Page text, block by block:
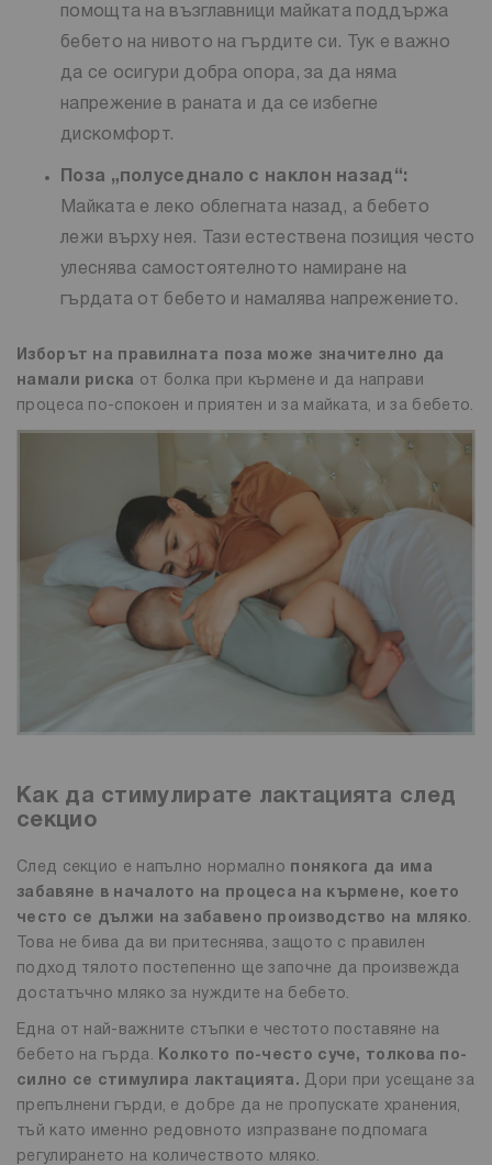
помощта на възглавници майката поддържа
бебето на нивото на гърдите си. Тук е важно
да се осигури добра опора, за да няма
напрежение в раната и да се избегне
дискомфорт.
Поза „полуседнало с наклон назад“:
Майката е леко облегната назад, а бебето
лежи върху нея. Тази естествена позиция често
улеснява самостоятелното намиране на
гърдата от бебето и намалява напрежението.
Изборът на правилната поза може значително да
намали риска от болка при кърмене и да направи
процеса по-спокоен и приятен и за майката, и за бебето.
Как да стимулирате лактацията след
секцио
След секцио е напълно нормално понякога да има
забавяне в началото на процеса на кърмене, което
често се дължи на забавено производство на мляко.
Това не бива да ви притеснява, защото с правилен
подход тялото постепенно ще започне да произвежда
достатъчно мляко за нуждите на бебето.
Една от най-важните стъпки е честото поставяне на
бебето на гърда. Колкото по-често суче, толкова по-
силно се стимулира лактацията. Дори при усещане за
препълнени гърди, е добре да не пропускате хранения,
тъй като именно редовното изпразване подпомага
регулирането на количеството мляко.